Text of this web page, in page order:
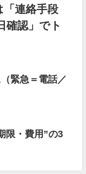
連絡手段
確認」でト
緊急＝電話／
限・費用”の3